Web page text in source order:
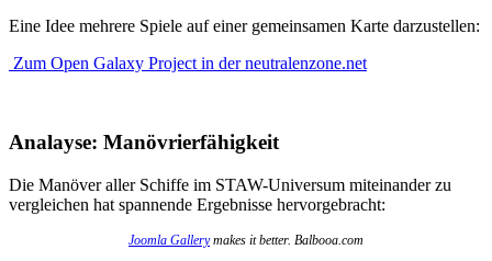
Eine Idee mehrere Spiele auf einer gemeinsamen Karte darzustellen:
Zum Open Galaxy Project in der neutralenzone.net
Analayse: Manövrierfähigkeit
Die Manöver aller Schiffe im STAW-Universum miteinander zu
vergleichen hat spannende Ergebnisse hervorgebracht:
Joomla Gallerymakes it better. Balbooa.com